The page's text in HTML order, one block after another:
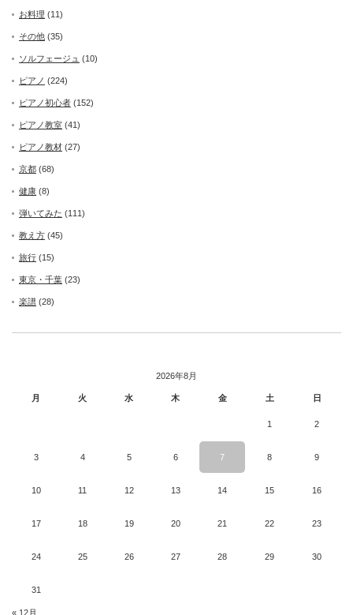
お料理 (11)
その他 (35)
ソルフェージュ (10)
ピアノ (224)
ピアノ初心者 (152)
ピアノ教室 (41)
ピアノ教材 (27)
京都 (68)
健康 (8)
弾いてみた (111)
教え方 (45)
旅行 (15)
東京・千葉 (23)
楽譜 (28)
2026年8月
月 火 水 木 金 土 日
1 2
3 4 5 6 7 8 9
10 11 12 13 14 15 16
17 18 19 20 21 22 23
24 25 26 27 28 29 30
31
« 12月